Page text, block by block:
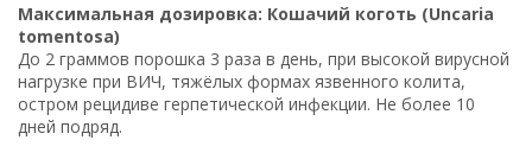
Максимальная дозировка: Кошачий коготь (Uncaria
tomentosa)
До 2 граммов порошка 3 раза в день, при высокой вирусной
нагрузке при ВИЧ, тяжёлых формах язвенного колита,
остром рецидиве герпетической инфекции. Не более 10
дней подряд.